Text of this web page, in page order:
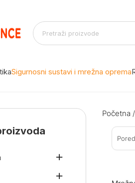
Sigurnosni sustavi i mrežna oprema
Početna